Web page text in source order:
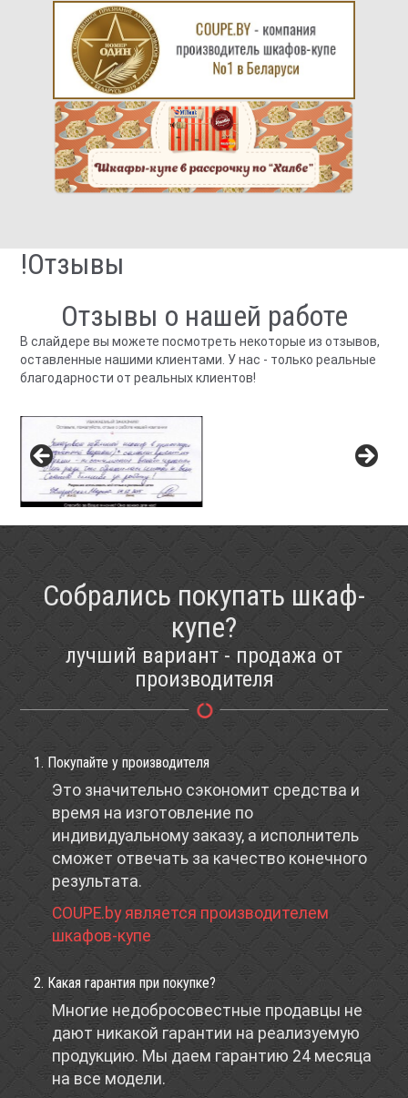
!Отзывы
Отзывы о нашей работе
В слайдере вы можете посмотреть некоторые из отзывов,
оставленные нашими клиентами. У нас - только реальные
благодарности от реальных клиентов!
Собрались покупать шкаф-
купе?
лучший вариант - продажа от
производителя
1. Покупайте у производителя
Это значительно сэкономит средства и
время на изготовление по
индивидуальному заказу, а исполнитель
сможет отвечать за качество конечного
результата.
COUPE.by является производителем
шкафов-купе
2. Какая гарантия при покупке?
Многие недобросовестные продавцы не
дают никакой гарантии на реализуемую
продукцию. Мы даем гарантию 24 месяца
на все модели.